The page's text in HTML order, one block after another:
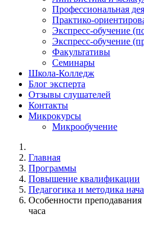
Профессиональная
Практико-
Экспресс-обучение
Экспресс-обучение
Факультативы
Семинары
Школа-Колледж
Блог эксперта
Отзывы слушателей
Контакты
Микрокурсы
Микрообучение
Главная
Программы
Повышение квалификации
Педагогика и методика
Особенности
часа